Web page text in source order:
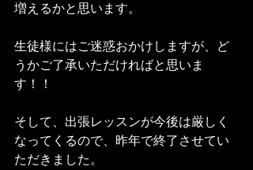
増えるかと思います。
生徒様にはご迷惑おかけしますが、ど
うかご了承いただければと思いま
す！！
そして、出張レッスンが今後は厳しく
なってくるので、昨年で終了させてい
ただきました。